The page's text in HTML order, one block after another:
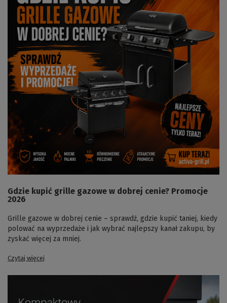
Gdzie kupić grille gazowe w dobrej cenie? Promocje
2026
Grille gazowe w dobrej cenie – sprawdź, gdzie kupić taniej, kiedy
polować na wyprzedaże i jak wybrać najlepszy kanał zakupu, by
zyskać więcej za mniej.
Czytaj więcej